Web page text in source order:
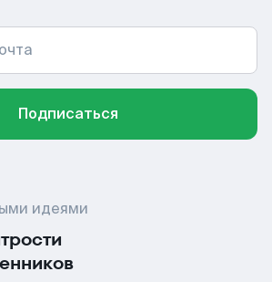
Подписаться
идеями